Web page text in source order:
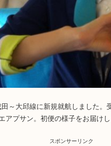
～大邱線に新規就航しました。
アプサン。初便の様子をお届けし
スポンサーリンク